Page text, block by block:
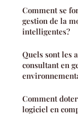
Comment se
gestion de la
intelligentes?
Quels sont les
consultant en
Comment
logiciel en